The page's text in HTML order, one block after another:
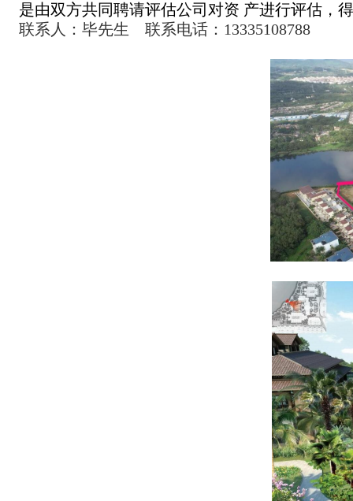
是由双方共同聘请评估公司对资 产进行评估，
联系人：毕先生 联系电话：13335108788